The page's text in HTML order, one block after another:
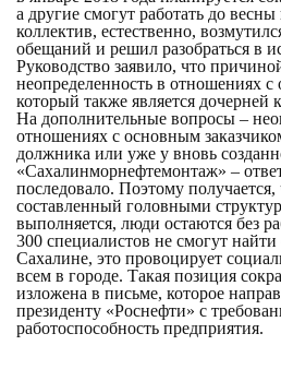
а другие смогут работать до
коллектив, естественно,
обещаний и решил разобраться в
Руководство заявило, что
неопределенность в отношениях с
который также является дочерней
На дополнительные вопросы –
отношениях с основным
должника или уже у вновь
«Сахалинморнефтемонтаж» –
последовало. Поэтому
составленный головными
выполняется, люди остаются без
300 специалистов не смогут
Сахалине, это провоцирует
всем в городе. Такая позиция
изложена в письме, которое
президенту «Роснефти» с
работоспособность предприятия.